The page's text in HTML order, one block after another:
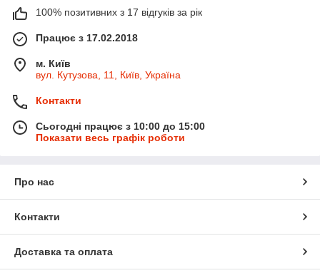
100% позитивних з 17 відгуків за рік
Працює з 17.02.2018
м. Київ
вул. Кутузова, 11, Київ, Україна
Контакти
Сьогодні працює з 10:00 до 15:00
Показати весь графік роботи
Про нас
Контакти
Доставка та оплата